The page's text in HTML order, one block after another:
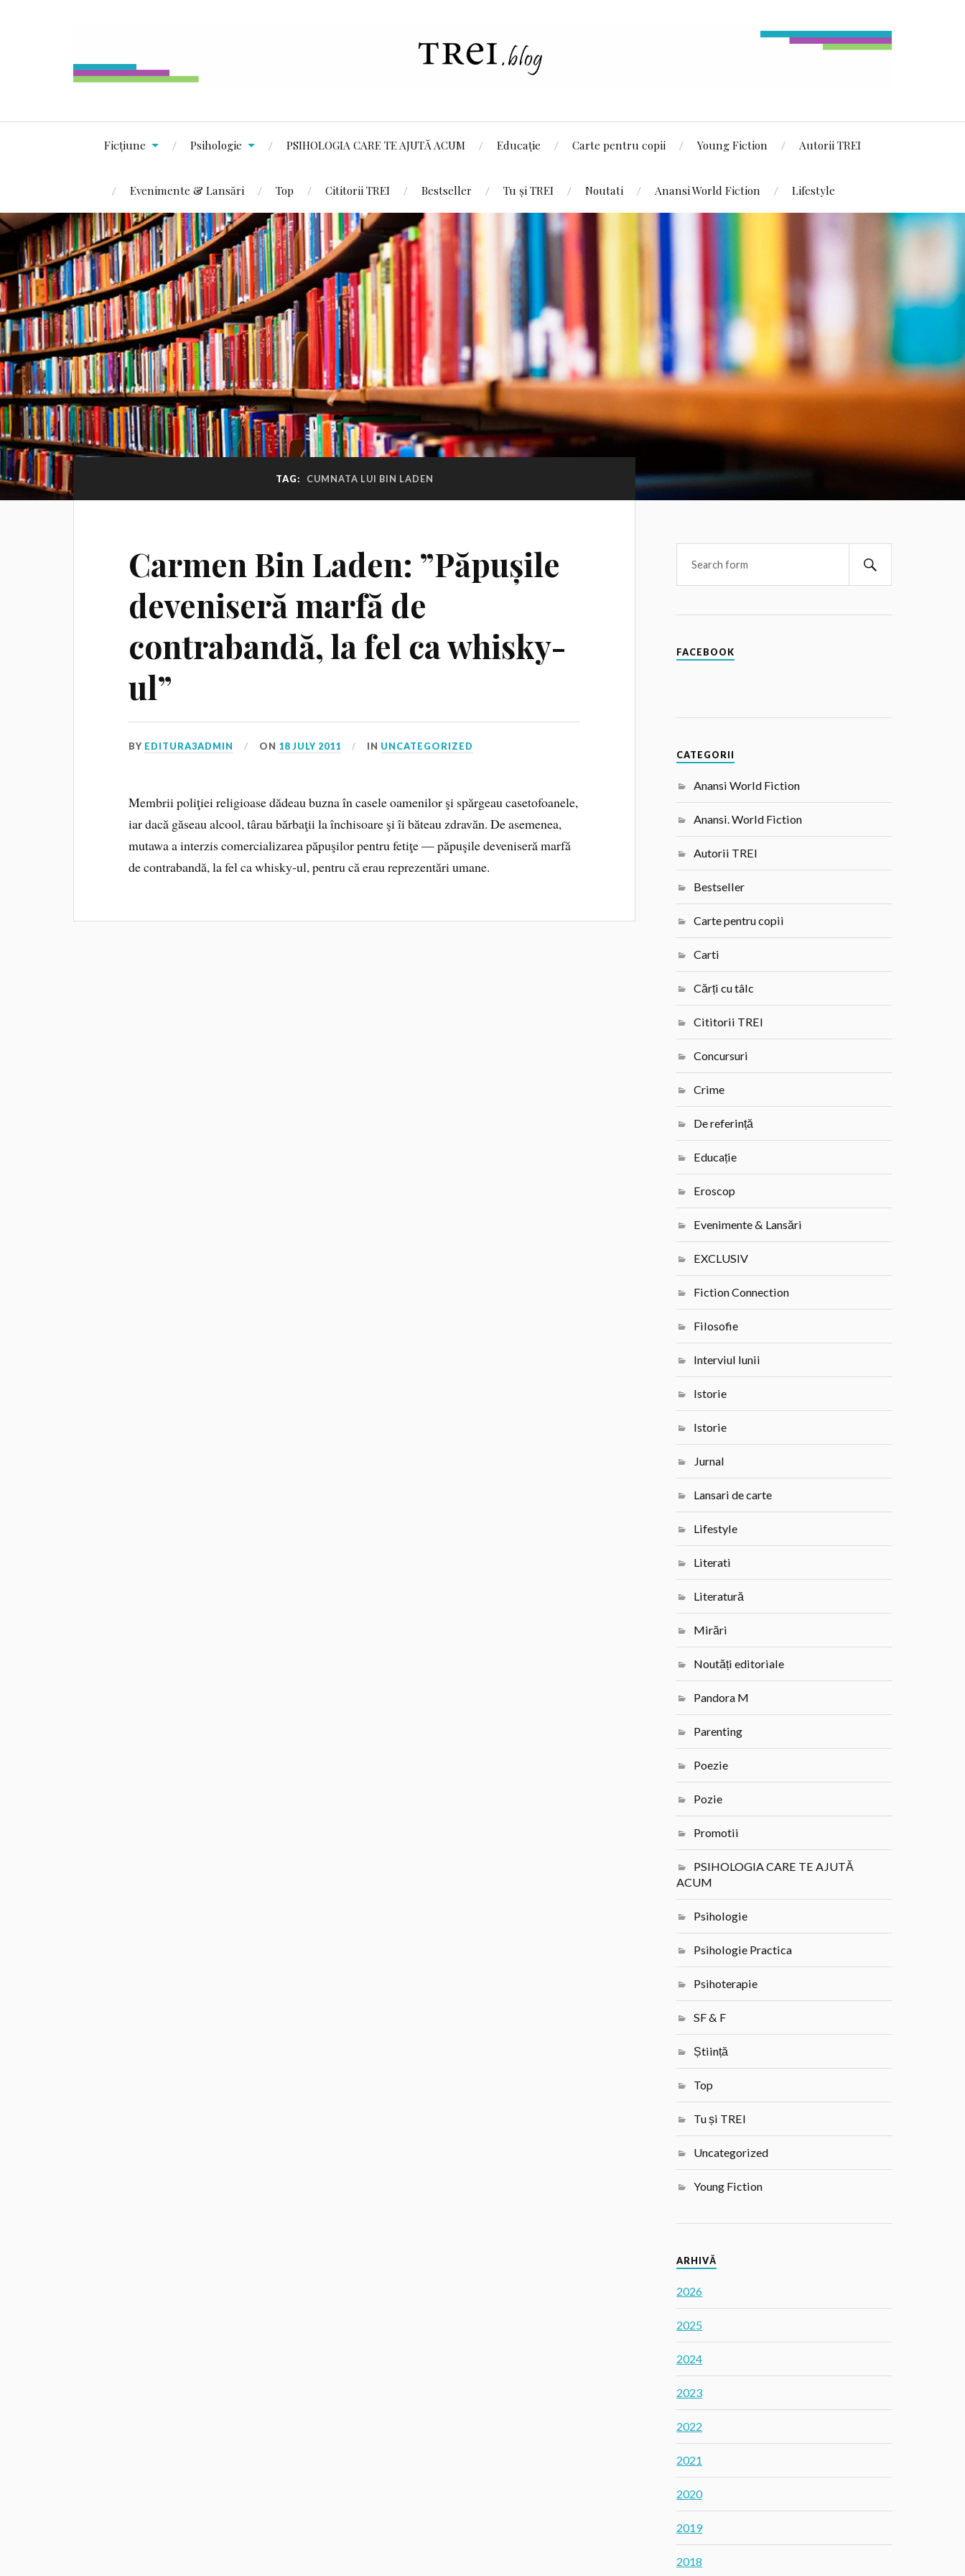
Ficțiune Psihologie PSIHOLOGIA CARE TE AJUTĂ ACUM Educație Carte pentru copii Young Fiction Autorii TREI
Evenimente & Lansări Top Cititorii TREI Bestseller Tu și TREI Noutati Anansi World Fiction Lifestyle
TAG: CUMNATA LUI BIN LADEN
Carmen Bin Laden: ”Păpușile
deveniseră marfă de
contrabandă, la fel ca whisky-
ul”
BY EDITURA3ADMIN ON 18 JULY 2011 IN UNCATEGORIZED
Membrii poliţiei religioase dădeau buzna în casele oamenilor şi spărgeau casetofoanele,
iar dacă găseau alcool, târau bărbaţii la închisoare şi îi băteau zdravăn. De asemenea,
mutawa a interzis comercializarea păpuşilor pentru fetiţe — păpuşile deveniseră marfă
de contrabandă, la fel ca whisky‑ul, pentru că erau reprezentări umane.
FACEBOOK
CATEGORII
Anansi World Fiction
Anansi. World Fiction
Autorii TREI
Bestseller
Carte pentru copii
Carti
Cărți cu tâlc
Cititorii TREI
Concursuri
Crime
De referință
Educație
Eroscop
Evenimente & Lansări
EXCLUSIV
Fiction Connection
Filosofie
Interviul lunii
Istorie
Istorie
Jurnal
Lansari de carte
Lifestyle
Literati
Literatură
Mirări
Noutăți editoriale
Pandora M
Parenting
Poezie
Pozie
Promotii
PSIHOLOGIA CARE TE AJUTĂ
ACUM
Psihologie
Psihologie Practica
Psihoterapie
SF & F
Știință
Top
Tu și TREI
Uncategorized
Young Fiction
ARHIVĂ
2026
2025
2024
2023
2022
2021
2020
2019
2018